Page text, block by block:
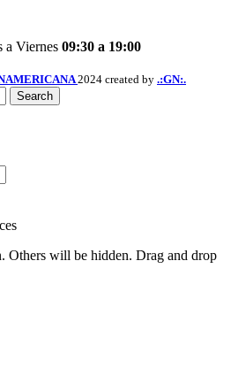
a Viernes 09:30 a 19:00
2024 created by .:GN:.
Search
Others will be hidden. Drag and drop